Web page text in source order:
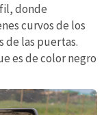
donde
curvos de los
de las puertas.
es de color negro